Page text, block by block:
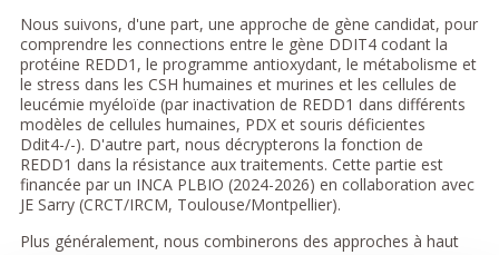
Nous suivons, d'une part, une approche de gène candidat, pour
comprendre les connections entre le gène DDIT4 codant la
protéine REDD1, le programme antioxydant, le métabolisme et
le stress dans les CSH humaines et murines et les cellules de
leucémie myéloïde (par inactivation de REDD1 dans différents
modèles de cellules humaines, PDX et souris déficientes
Ddit4-/-). D'autre part, nous décrypterons la fonction de
REDD1 dans la résistance aux traitements. Cette partie est
financée par un INCA PLBIO (2024-2026) en collaboration avec
JE Sarry (CRCT/IRCM, Toulouse/Montpellier).
Plus généralement, nous combinerons des approches à haut